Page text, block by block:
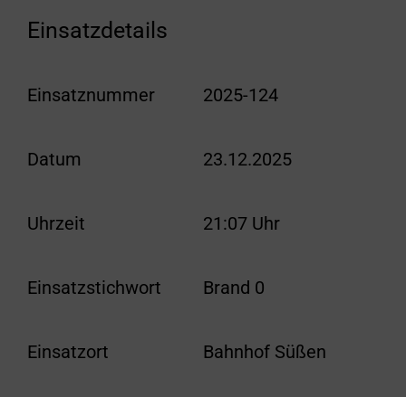
Einsatzdetails
Einsatznummer 2025-124
Datum 23.12.2025
Uhrzeit 21:07 Uhr
Einsatzstichwort Brand 0
Einsatzort Bahnhof Süßen